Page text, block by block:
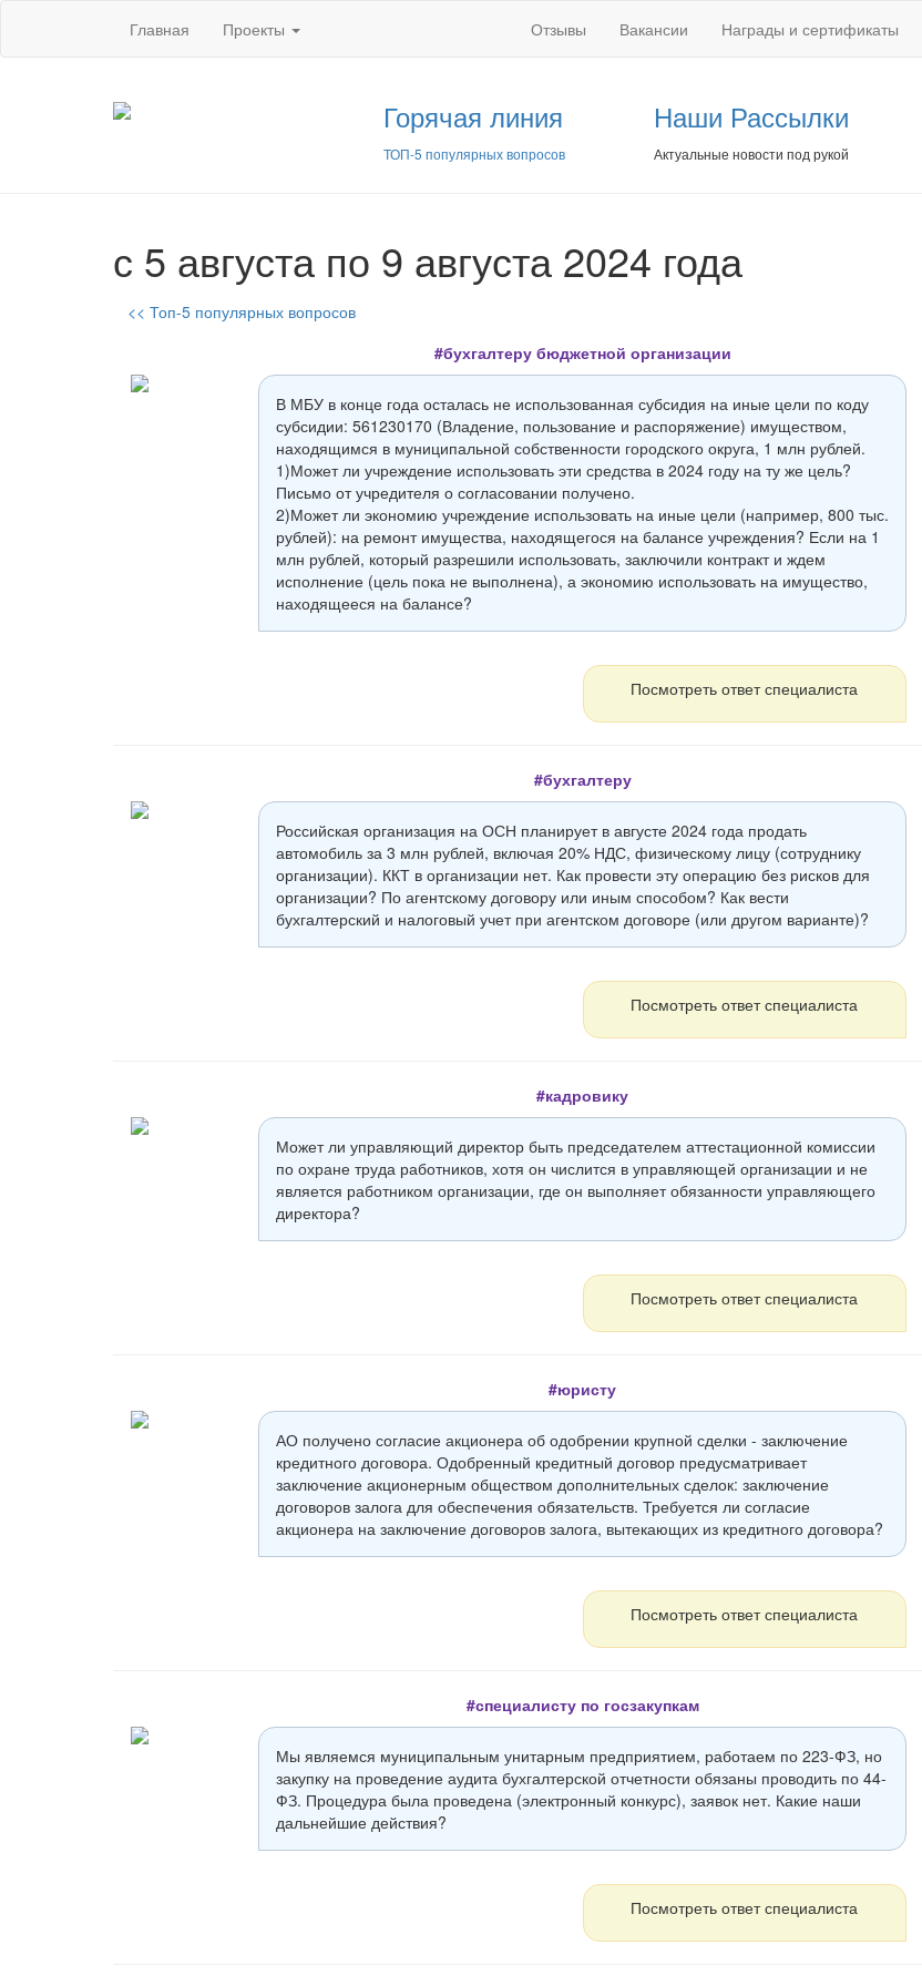
Главная Проекты Отзывы Вакансии Награды и сертификаты
Горячая линия
ТОП-5 популярных вопросов
Наши Рассылки
Актуальные новости под рукой
с 5 августа по 9 августа 2024 года
<< Топ-5 популярных вопросов
#бухгалтеру бюджетной организации
В МБУ в конце года осталась не использованная субсидия на иные цели по коду
субсидии: 561230170 (Владение, пользование и распоряжение) имуществом,
находящимся в муниципальной собственности городского округа, 1 млн рублей.
1)Может ли учреждение использовать эти средства в 2024 году на ту же цель?
Письмо от учредителя о согласовании получено.
2)Может ли экономию учреждение использовать на иные цели (например, 800 тыс.
рублей): на ремонт имущества, находящегося на балансе учреждения? Если на 1
млн рублей, который разрешили использовать, заключили контракт и ждем
исполнение (цель пока не выполнена), а экономию использовать на имущество,
находящееся на балансе?
Посмотреть ответ специалиста
#бухгалтеру
Российская организация на ОСН планирует в августе 2024 года продать
автомобиль за 3 млн рублей, включая 20% НДС, физическому лицу (сотруднику
организации). ККТ в организации нет. Как провести эту операцию без рисков для
организации? По агентскому договору или иным способом? Как вести
бухгалтерский и налоговый учет при агентском договоре (или другом варианте)?
Посмотреть ответ специалиста
#кадровику
Может ли управляющий директор быть председателем аттестационной комиссии
по охране труда работников, хотя он числится в управляющей организации и не
является работником организации, где он выполняет обязанности управляющего
директора?
Посмотреть ответ специалиста
#юристу
АО получено согласие акционера об одобрении крупной сделки - заключение
кредитного договора. Одобренный кредитный договор предусматривает
заключение акционерным обществом дополнительных сделок: заключение
договоров залога для обеспечения обязательств. Требуется ли согласие
акционера на заключение договоров залога, вытекающих из кредитного договора?
Посмотреть ответ специалиста
#специалисту по госзакупкам
Мы являемся муниципальным унитарным предприятием, работаем по 223-ФЗ, но
закупку на проведение аудита бухгалтерской отчетности обязаны проводить по 44-
ФЗ. Процедура была проведена (электронный конкурс), заявок нет. Какие наши
дальнейшие действия?
Посмотреть ответ специалиста